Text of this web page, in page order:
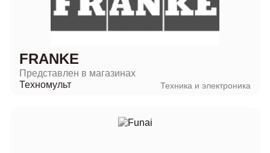
FRANKE
Представлен в магазинах
Техномульт
Техника и электроника